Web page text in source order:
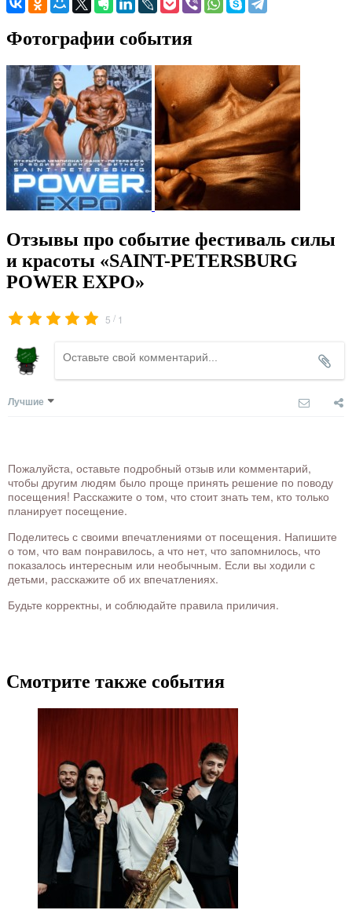
Фотографии события
Отзывы про событие фестиваль силы
и красоты «SAINT-PETERSBURG
POWER EXPO»
5 / 1
Лучшие
Пожалуйста, оставьте подробный отзыв или комментарий,
чтобы другим людям было проще принять решение по поводу
посещения! Расскажите о том, что стоит знать тем, кто только
планирует посещение.
Поделитесь с своими впечатлениями от посещения. Напишите
о том, что вам понравилось, а что нет, что запомнилось, что
показалось интересным или необычным. Если вы ходили с
детьми, расскажите об их впечатлениях.
Будьте корректны, и соблюдайте правила приличия.
Смотрите также события